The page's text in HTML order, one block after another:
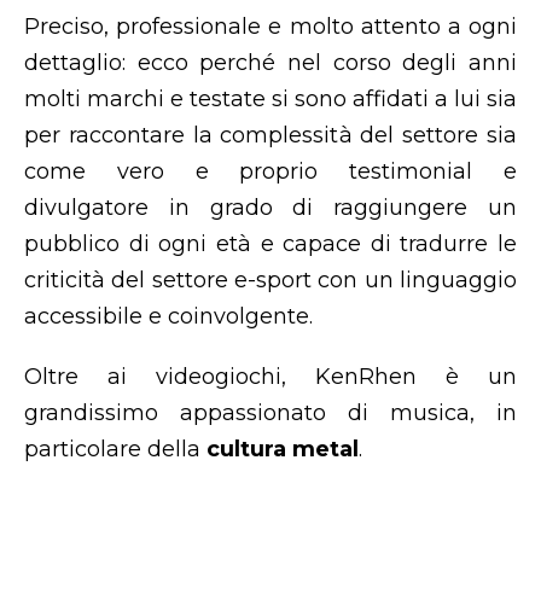
Preciso, professionale e molto attento a ogni
dettaglio: ecco perché nel corso degli anni
molti marchi e testate si sono affidati a lui sia
per raccontare la complessità del settore sia
come vero e proprio testimonial e
divulgatore in grado di raggiungere un
pubblico di ogni età e capace di tradurre le
criticità del settore e-sport con un linguaggio
accessibile e coinvolgente.
Oltre ai videogiochi, KenRhen è un
grandissimo appassionato di musica, in
particolare della cultura metal .